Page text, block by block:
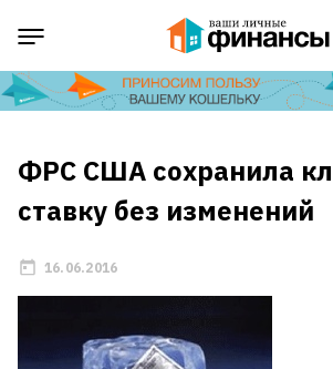
ФРС США сохранила
ставку без изменений
16.06.2016